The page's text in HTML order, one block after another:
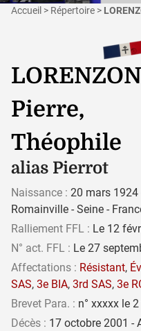
Accueil > Répertoire >
Pierre,
Théophile
alias Pierrot
Naissance : 20 mars 1924
Romainville - Seine -
Ralliement FFL : Le 12
N° act. FFL : Le 27
Affectations : Résistant,
SAS, 3e BIA, 3rd SAS, 3e
Brevet Para. : n° xxxxx le
Décès : 17 octobre 2001 -